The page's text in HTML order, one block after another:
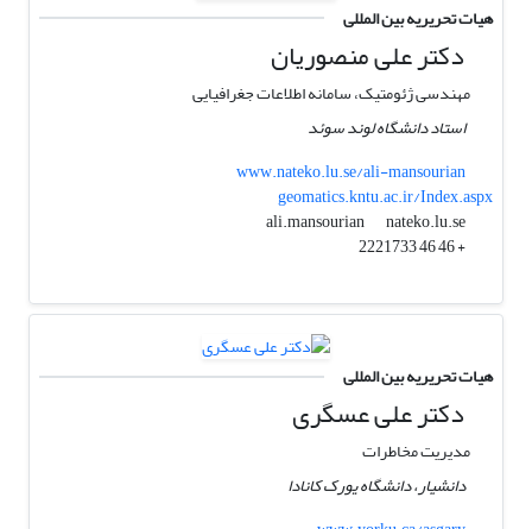
هیات تحریریه بین المللی
دکتر علی منصوریان
مهندسی ژئومتیک، سامانه اطلاعات جغرافیایی
استاد دانشگاه لوند سوئد
www.nateko.lu.se/ali-mansourian
geomatics.kntu.ac.ir/Index.aspx
ali.mansourian
nateko.lu.se
+ 46 46 2221733
هیات تحریریه بین المللی
دکتر علی عسگری
مدیریت مخاطرات
دانشیار، دانشگاه یورک کانادا